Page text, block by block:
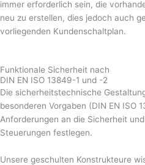
immer erforderlich sein, die
neu zu erstellen, dies jedoch auch
vorliegenden Kundenschaltplan.
Funktionale Sicherheit nach
DIN EN ISO 13849-1 und -2
Die sicherheitstechnische
besonderen Vorgaben (DIN EN ISO
Anforderungen an die Sicherheit
Steuerungen festlegen.
Unsere geschulten Konstrukteure